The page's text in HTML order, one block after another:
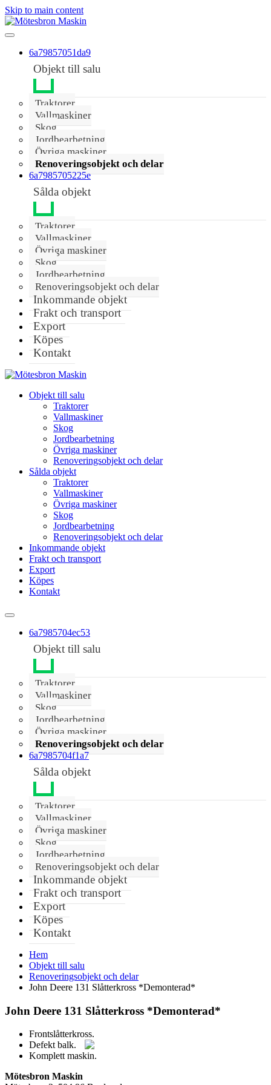
Skip to main content
6a79857051da9
Objekt till salu
Traktorer
Vallmaskiner
Skog
Jordbearbetning
Övriga maskiner
Renoveringsobjekt och delar
6a7985705225e
Sålda objekt
Traktorer
Vallmaskiner
Övriga maskiner
Skog
Jordbearbetning
Renoveringsobjekt och delar
Inkommande objekt
Frakt och transport
Export
Köpes
Kontakt
Objekt till salu
Traktorer
Vallmaskiner
Skog
Jordbearbetning
Övriga maskiner
Renoveringsobjekt och delar
Sålda objekt
Traktorer
Vallmaskiner
Övriga maskiner
Skog
Jordbearbetning
Renoveringsobjekt och delar
Inkommande objekt
Frakt och transport
Export
Köpes
Kontakt
6a7985704ec53
Objekt till salu
Traktorer
Vallmaskiner
Skog
Jordbearbetning
Övriga maskiner
Renoveringsobjekt och delar
6a7985704f1a7
Sålda objekt
Traktorer
Vallmaskiner
Övriga maskiner
Skog
Jordbearbetning
Renoveringsobjekt och delar
Inkommande objekt
Frakt och transport
Export
Köpes
Kontakt
Hem
Objekt till salu
Renoveringsobjekt och delar
John Deere 131 Slåtterkross *Demonterad*
John Deere 131 Slåtterkross *Demonterad*
Frontslåtterkross.
Defekt balk.
Komplett maskin.
Mötesbron Maskin